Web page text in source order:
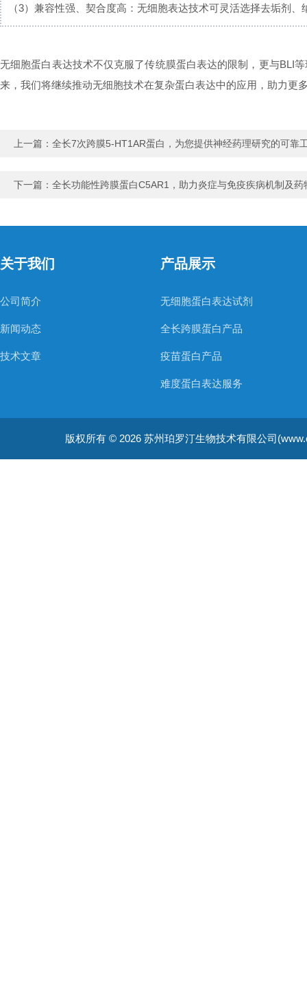
（3） 兼容性强、契合度高： 无细胞表达技术可灵活选择去垢剂
无细胞蛋白表达技术不仅克服了传统膜蛋白表达的限制，更与BLI
来，我们将继续推动无细胞技术在复杂蛋白表达中的应用，助力更
上一篇： 全长7次跨膜5-HT1AR蛋白，为您提供神经药理研究的可靠
下一篇： 全长功能性跨膜蛋白C5AR1，助力炎症与免疫疾病机制及药
关于我们
公司简介
新闻动态
技术文章
产品展示
无细胞蛋白表达试剂
全长跨膜蛋白产品
疫苗蛋白产品
难度蛋白表达服务
版权所有 © 2026 苏州珀罗汀生物技术有限公司